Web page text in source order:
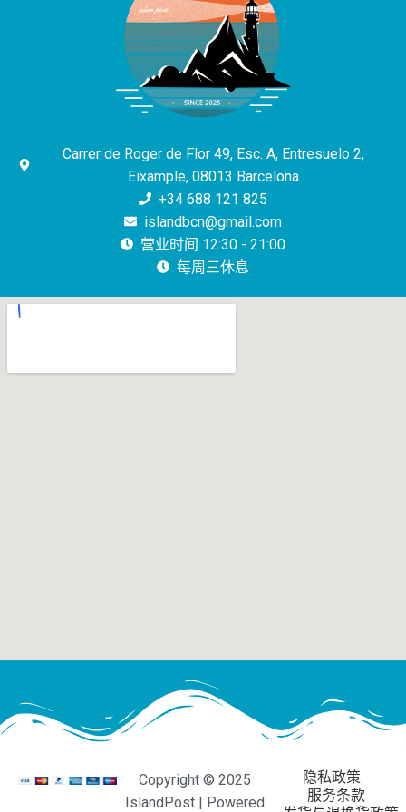
Carrer de Roger de Flor 49, Esc. A, Entresuelo 2,
Eixample, 08013 Barcelona
+34 688 121 825
islandbcn@gmail.com
营业时间 12:30 - 21:00
每周三休息
Copyright © 2025
IslandPost | Powered
隐私政策
服务条款